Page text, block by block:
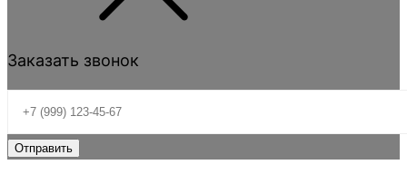
Заказать звонок